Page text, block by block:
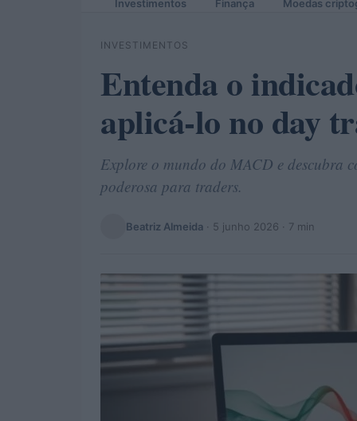
Investimentos Finança Moedas
INVESTIMENTOS
Entenda o
aplicá-lo no day
Explore o mundo do MACD e descubra
poderosa para traders.
Beatriz Almeida · 5 junho 2026 · 7 min